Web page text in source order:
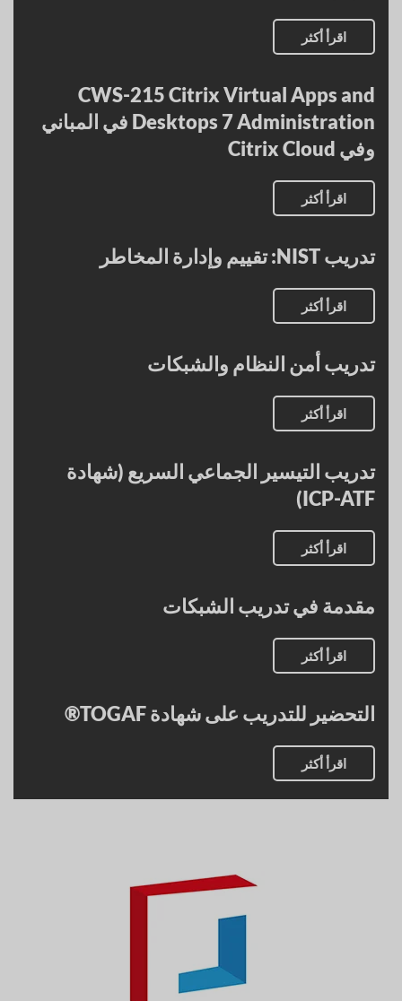
اقرأ أكثر
CWS-215 Citrix Virtual Apps and
Desktops 7 Administration في المباني
وفي Citrix Cloud
اقرأ أكثر
تدريب NIST: تقييم وإدارة المخاطر
اقرأ أكثر
تدريب أمن النظام والشبكات
اقرأ أكثر
تدريب التيسير الجماعي السريع (شهادة
ICP-ATF)
اقرأ أكثر
مقدمة في تدريب الشبكات
اقرأ أكثر
التحضير للتدريب على شهادة TOGAF®
اقرأ أكثر